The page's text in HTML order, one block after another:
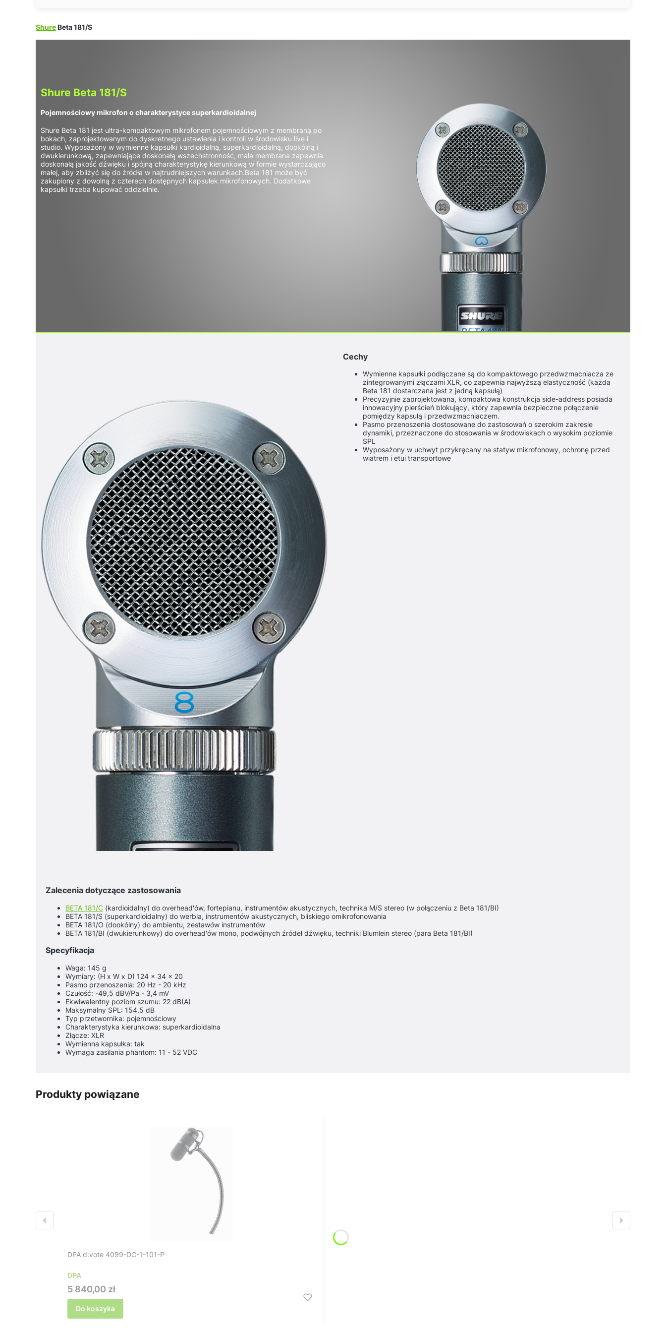
ShureBeta 181/S
Shure Beta 181/S
Pojemnościowy mikrofon o charakterystyce superkardioidalnej
Shure Beta 181 jest ultra-kompaktowym mikrofonem pojemnościowym z membraną po
bokach, zaprojektowanym do dyskretnego ustawienia i kontroli w środowisku live i
studio. Wyposażony w wymienne kapsułki kardioidalną, superkardioidalną, dookólną i
dwukierunkową, zapewniające doskonałą wszechstronność, mała membrana zapewnia
doskonałą jakość dźwięku i spójną charakterystykę kierunkową w formie wystarczająco
małej, aby zbliżyć się do źródła w najtrudniejszych warunkach.Beta 181 może być
zakupiony z dowolną z czterech dostępnych kapsułek mikrofonowych. Dodatkowe
kapsułki trzeba kupować oddzielnie.
Cechy
Wymienne kapsułki podłączane są do kompaktowego przedwzmacniacza ze
zintegrowanymi złączami XLR, co zapewnia najwyższą elastyczność (każda
Beta 181 dostarczana jest z jedną kapsułą)
Precyzyjnie zaprojektowana, kompaktowa konstrukcja side-address posiada
innowacyjny pierścień blokujący, który zapewnia bezpieczne połączenie
pomiędzy kapsułą i przedwzmacniaczem.
Pasmo przenoszenia dostosowane do zastosowań o szerokim zakresie
dynamiki, przeznaczone do stosowania w środowiskach o wysokim poziomie
SPL
Wyposażony w uchwyt przykręcany na statyw mikrofonowy, ochronę przed
wiatrem i etui transportowe
Zalecenia dotyczące zastosowania
BETA 181/C (kardioidalny) do overhead'ów, fortepianu, instrumentów akustycznych, technika M/S stereo (w połączeniu z Beta 181/BI)
BETA 181/S (superkardioidalny) do werbla, instrumentów akustycznych, bliskiego omikrofonowania
BETA 181/O (dookólny) do ambientu, zestawów instrumentów
BETA 181/BI (dwukierunkowy) do overhead'ów mono, podwójnych źródeł dźwięku, techniki Blumlein stereo (para Beta 181/BI)
Specyfikacja
Waga: 145 g
Wymiary: (H x W x D) 124 x 34 x 20
Pasmo przenoszenia: 20 Hz - 20 kHz
Czułość: -49,5 dBV/Pa - 3,4 mV
Ekwiwalentny poziom szumu: 22 dB(A)
Maksymalny SPL: 154,5 dB
Typ przetwornika: pojemnościowy
Charakterystyka kierunkowa: superkardioidalna
Złącze: XLR
Wymienna kapsułka: tak
Wymaga zasilania phantom: 11 - 52 VDC
Produkty powiązane
DPA d:vote 4099-DC-1-101-P
DPA
Cena
5 840,00 zł
Do koszyka